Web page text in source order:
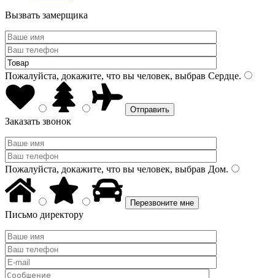
Вызвать замерщика
Пожалуйста, докажите, что вы человек, выбрав Сердце.
Заказать звонок
Пожалуйста, докажите, что вы человек, выбрав Дом.
Письмо директору